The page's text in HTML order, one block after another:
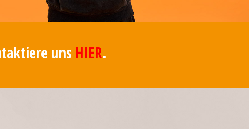
uns HIER.